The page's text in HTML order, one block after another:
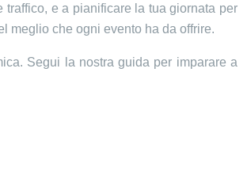
e a pianificare la tua giornata per
meglio che ogni evento ha da offrire.
Segui la nostra guida per imparare a